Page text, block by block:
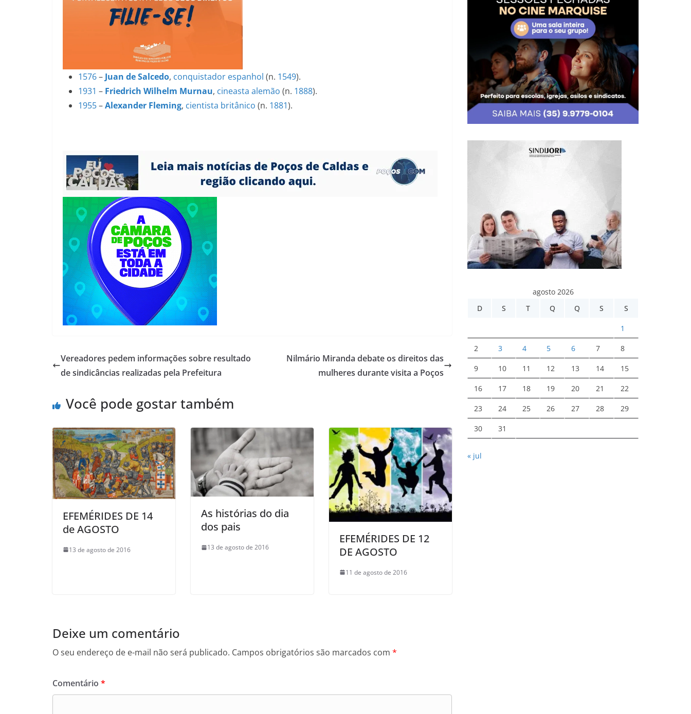
1576– Juan de Salcedo, conquistador espanhol (n. 1549).
1931 – Friedrich Wilhelm Murnau, cineasta alemão (n. 1888).
1955–Alexander Fleming, cientista britânico (n. 1881).
Vereadores pedem informações sobre resultado
de sindicâncias realizadas pela Prefeitura
Nilmário Miranda debate os direitos das
mulheres durante visita a Poços
Você pode gostar também
EFEMÉRIDES DE 14
de AGOSTO
13 de agosto de 2016
As histórias do dia
dos pais
13 de agosto de 2016
EFEMÉRIDES DE 12
DE AGOSTO
11 de agosto de 2016
Deixe um comentário
O seu endereço de e-mail não será publicado. Campos obrigatórios são marcados com *
Comentário *
agosto 2026
D
S T Q Q S S
1
2 3 4 5 6 7 8
9 10 11 12 13 14 15
16 17 18 19 20 21 22
23 24 25 26 27 28 29
30 31
« jul